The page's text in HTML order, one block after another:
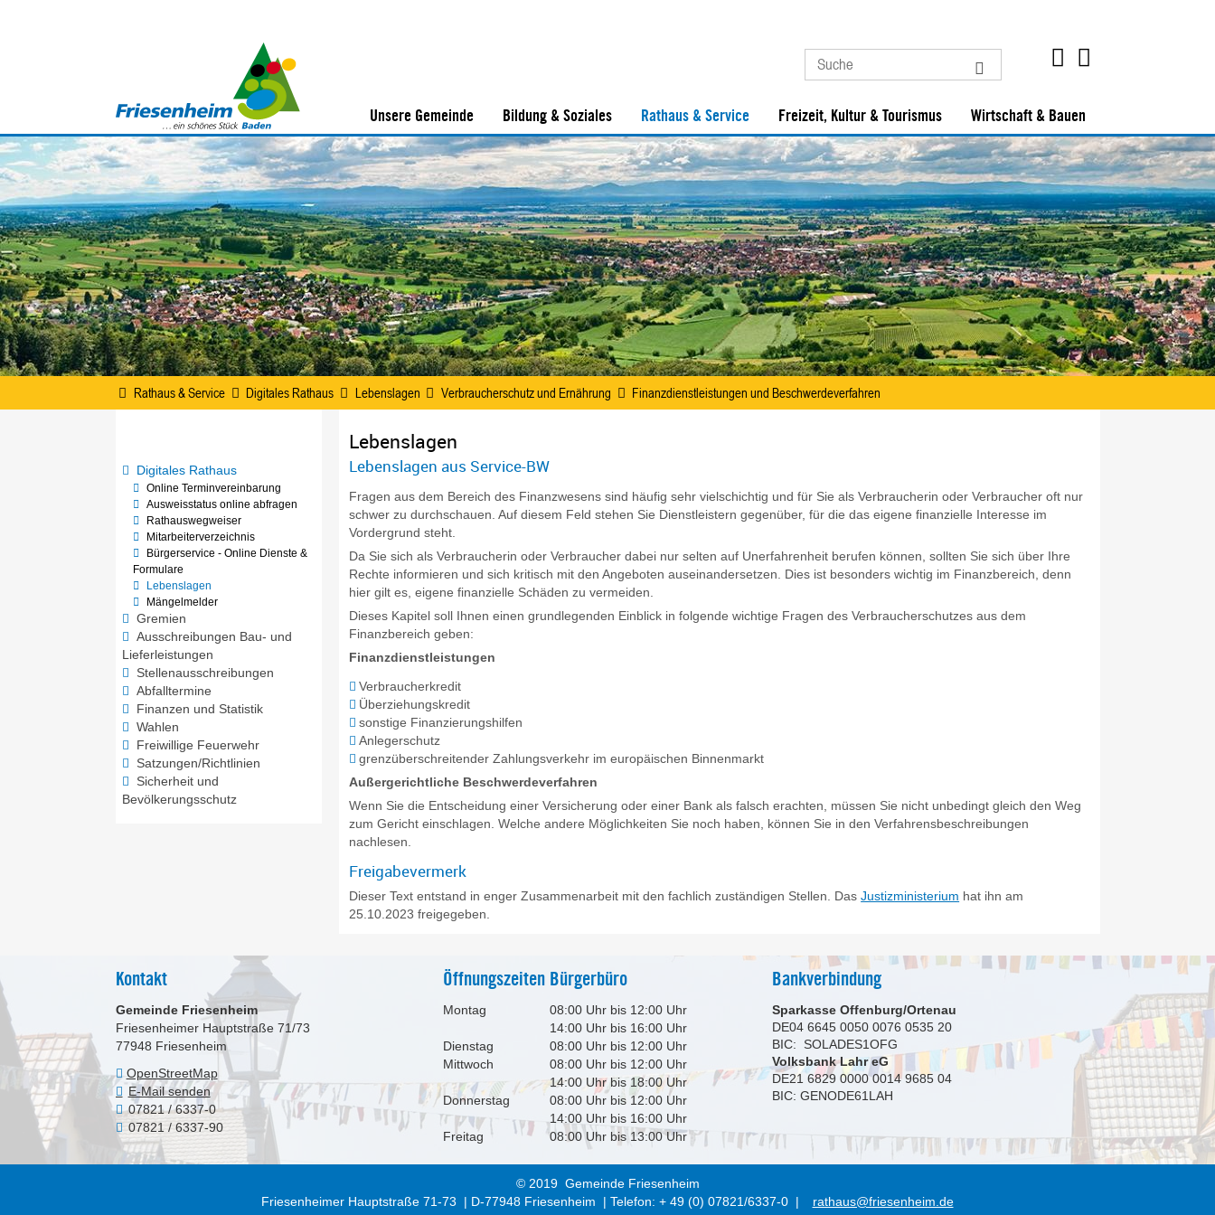
Unsere Gemeinde Bildung & Soziales Rathaus & Service Freizeit, Kultur & Tourismus Wirtschaft & Bauen
Rathaus & Service Digitales Rathaus Lebenslagen Verbraucherschutz und Ernährung Finanzdienstleistungen und Beschwerdeverfahren
Digitales Rathaus
Online Terminvereinbarung
Ausweisstatus online abfragen
Rathauswegweiser
Mitarbeiterverzeichnis
Bürgerservice - Online Dienste &
Formulare
Lebenslagen
Mängelmelder
Gremien
Ausschreibungen Bau- und
Lieferleistungen
Stellenausschreibungen
Abfalltermine
Finanzen und Statistik
Wahlen
Freiwillige Feuerwehr
Satzungen/Richtlinien
Sicherheit und
Bevölkerungsschutz
Lebenslagen
Lebenslagen aus Service-BW
Fragen aus dem Bereich des Finanzwesens sind häufig sehr vielschichtig und für Sie als Verbraucherin oder Verbraucher oft nur
schwer zu durchschauen. Auf diesem Feld stehen Sie Dienstleistern gegenüber, für die das eigene finanzielle Interesse im
Vordergrund steht.
Da Sie sich als Verbraucherin oder Verbraucher dabei nur selten auf Unerfahrenheit berufen können, sollten Sie sich über Ihre
Rechte informieren und sich kritisch mit den Angeboten auseinandersetzen. Dies ist besonders wichtig im Finanzbereich, denn
hier gilt es, eigene finanzielle Schäden zu vermeiden.
Dieses Kapitel soll Ihnen einen grundlegenden Einblick in folgende wichtige Fragen des Verbraucherschutzes aus dem
Finanzbereich geben:
Finanzdienstleistungen
Verbraucherkredit
Überziehungskredit
sonstige Finanzierungshilfen
Anlegerschutz
grenzüberschreitender Zahlungsverkehr im europäischen Binnenmarkt
Außergerichtliche Beschwerdeverfahren
Wenn Sie die Entscheidung einer Versicherung oder einer Bank als falsch erachten, müssen Sie nicht unbedingt gleich den Weg
zum Gericht einschlagen. Welche andere Möglichkeiten Sie noch haben, können Sie in den Verfahrensbeschreibungen
nachlesen.
Freigabevermerk
Dieser Text entstand in enger Zusammenarbeit mit den fachlich zuständigen Stellen. DasJustizministerium hat ihn am
25.10.2023 freigegeben.
Kontakt
Gemeinde Friesenheim
Friesenheimer Hauptstraße 71/73
77948 Friesenheim
OpenStreetMap
E-Mail senden
07821 / 6337-0
07821 / 6337-90
Öffnungszeiten Bürgerbüro
Montag
08:00 Uhr bis 12:00 Uhr
14:00 Uhr bis 16:00 Uhr
Dienstag
08:00 Uhr bis 12:00 Uhr
Mittwoch
08:00 Uhr bis 12:00 Uhr
14:00 Uhr bis 18:00 Uhr
Donnerstag
08:00 Uhr bis 12:00 Uhr
14:00 Uhr bis 16:00 Uhr
Freitag
08:00 Uhr bis 13:00 Uhr
Bankverbindung
Sparkasse Offenburg/Ortenau
DE04 6645 0050 0076 0535 20
BIC: SOLADES1OFG
Volksbank Lahr eG
DE21 6829 0000 0014 9685 04
BIC: GENODE61LAH
© 2019 Gemeinde Friesenheim
Friesenheimer Hauptstraße 71-73 | D-77948 Friesenheim | Telefon: + 49 (0) 07821/6337-0 |
rathaus@friesenheim.de